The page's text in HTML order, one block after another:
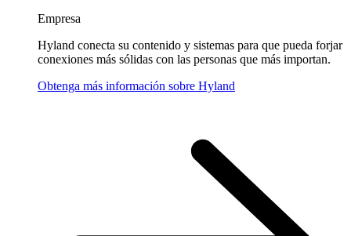
Empresa
Hyland conecta su contenido y sistemas para que pueda forjar
conexiones más sólidas con las personas que más importan.
Obtenga más información sobre Hyland